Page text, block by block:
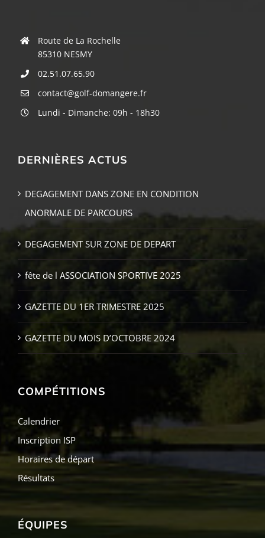
Route de La Rochelle
85310 NESMY
02.51.07.65.90
contact@golf-domangere.fr
Lundi - Dimanche: 09h - 18h30
DERNIÈRES ACTUS
DEGAGEMENT DANS ZONE EN CONDITION
ANORMALE DE PARCOURS
DEGAGEMENT SUR ZONE DE DEPART
fête de l ASSOCIATION SPORTIVE 2025
GAZETTE DU 1ER TRIMESTRE 2025
GAZETTE DU MOIS D’OCTOBRE 2024
COMPÉTITIONS
Calendrier
Inscription ISP
Horaires de départ
Résultats
ÉQUIPES